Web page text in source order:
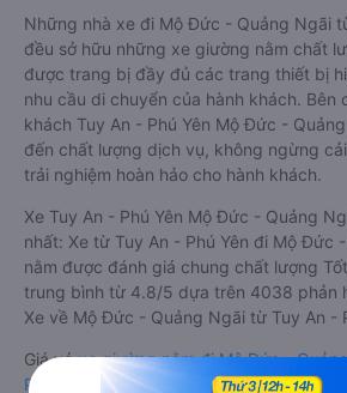
Những nhà xe đi Mộ Đức - Quảng Ngãi
đều sở hữu những xe giường nằm chất
được trang bị đầy đủ các trang thiết bị
nhu cầu di chuyển của hành khách. Bên
khách Tuy An - Phú Yên Mộ Đức -
đến chất lượng dịch vụ, không ngừng
trải nghiệm hoàn hảo cho hành khách.
Xe Tuy An - Phú Yên Mộ Đức - Quảng
nhất: Xe từ Tuy An - Phú Yên đi Mộ Đức
nằm được đánh giá chung chất lượng
trung bình từ 4.8/5 dựa trên 4038 phản
Xe về Mộ Đức - Quảng Ngãi từ Tuy An -
Giá véxe giường nằm đi Mộ Đức -
Phú Yên
rẻ nhất là 380000VND của